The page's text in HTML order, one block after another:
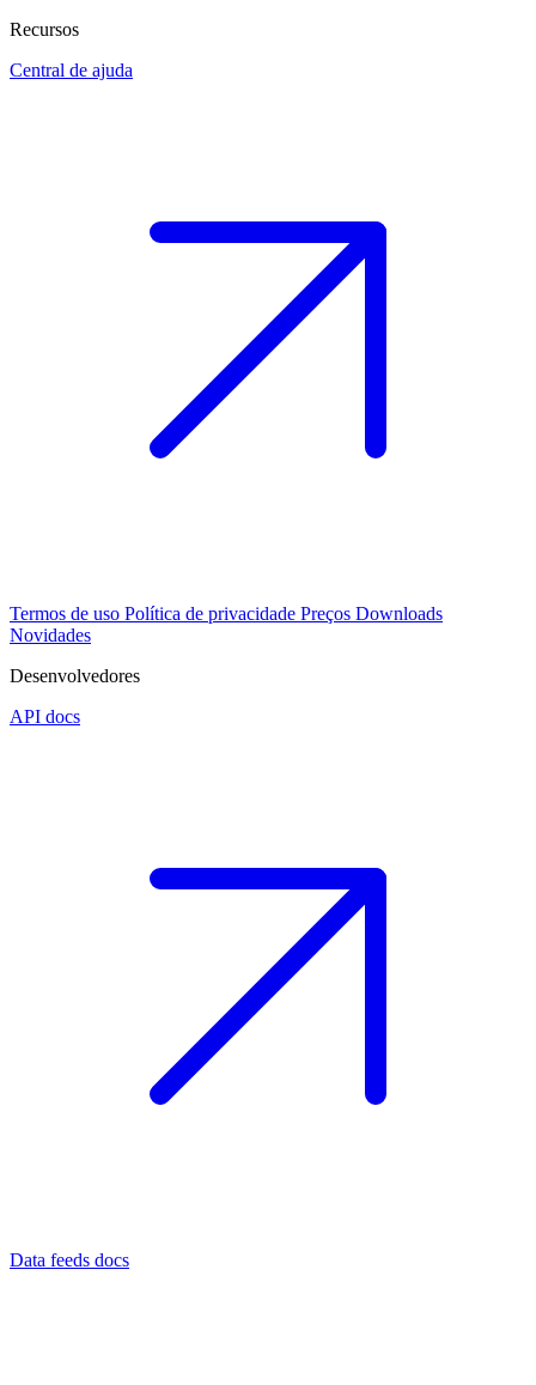
Recursos
Central de ajuda
Termos de uso Política de privacidade Preços Downloads
Novidades
Desenvolvedores
API docs
Data feeds docs